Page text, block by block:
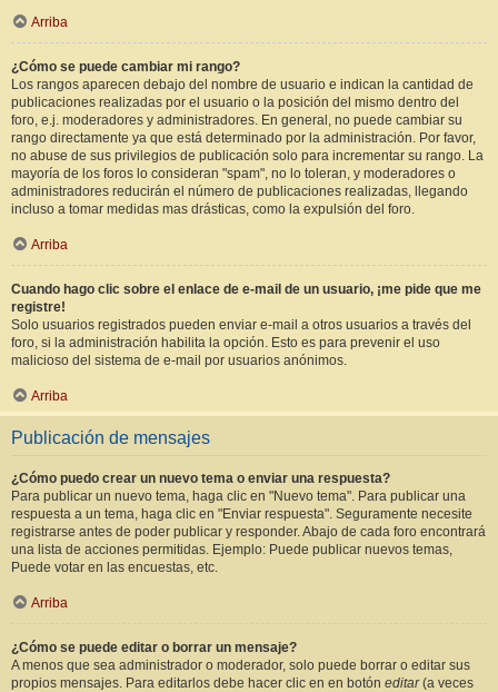
Arriba
¿Cómo se puede cambiar mi rango?
Los rangos aparecen debajo del nombre de usuario e indican la cantidad de
publicaciones realizadas por el usuario o la posición del mismo dentro del
foro, e.j. moderadores y administradores. En general, no puede cambiar su
rango directamente ya que está determinado por la administración. Por favor,
no abuse de sus privilegios de publicación solo para incrementar su rango. La
mayoría de los foros lo consideran "spam", no lo toleran, y moderadores o
administradores reducirán el número de publicaciones realizadas, llegando
incluso a tomar medidas mas drásticas, como la expulsión del foro.
Arriba
Cuando hago clic sobre el enlace de e-mail de un usuario, ¡me pide que me
registre!
Solo usuarios registrados pueden enviar e-mail a otros usuarios a través del
foro, si la administración habilita la opción. Esto es para prevenir el uso
malicioso del sistema de e-mail por usuarios anónimos.
Arriba
Publicación de mensajes
¿Cómo puedo crear un nuevo tema o enviar una respuesta?
Para publicar un nuevo tema, haga clic en "Nuevo tema". Para publicar una
respuesta a un tema, haga clic en "Enviar respuesta". Seguramente necesite
registrarse antes de poder publicar y responder. Abajo de cada foro encontrará
una lista de acciones permitidas. Ejemplo: Puede publicar nuevos temas,
Puede votar en las encuestas, etc.
Arriba
¿Cómo se puede editar o borrar un mensaje?
A menos que sea administrador o moderador, solo puede borrar o editar sus
propios mensajes. Para editarlos debe hacer clic en en botón editar(a veces